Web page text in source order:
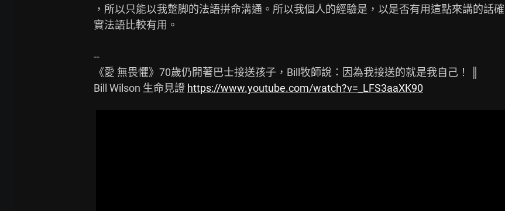
，所以只能以我蹩脚的法語拼命溝通。所以我個人的經驗是，以是否有用這點來講的話確
實法語比較有用。
--
《愛 無畏懼》70歲仍開著巴士接送孩子，Bill牧師說：因為我接送的就是我自己！ ║
Bill Wilson 生命見證 https://www.youtube.com/watch?v=_LFS3aaXK90